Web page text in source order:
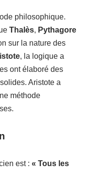
philosophique.
Thalès, Pythagore
sur la nature des
, la logique a
ont élaboré des
Aristote a
méthode
est : « Tous les